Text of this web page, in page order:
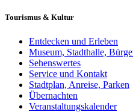
Tourismus & Kultur
Entdecken und Erleben
Museum, Stadthalle,
Sehenswertes
Service und Kontakt
Stadtplan, Anreise, Parken
Übernachten
Veranstaltungskalender